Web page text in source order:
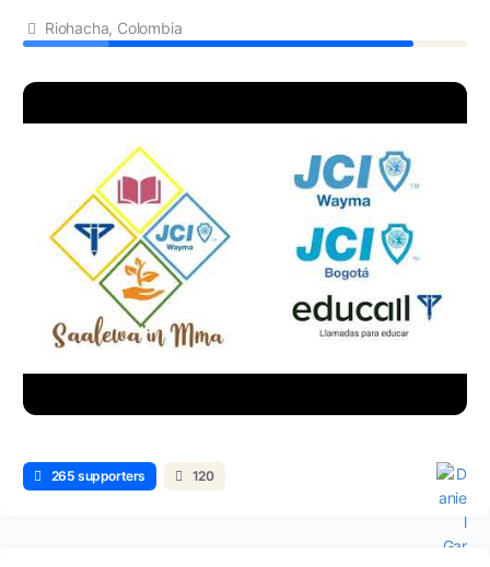
Riohacha, Colombia
265 supporters 120